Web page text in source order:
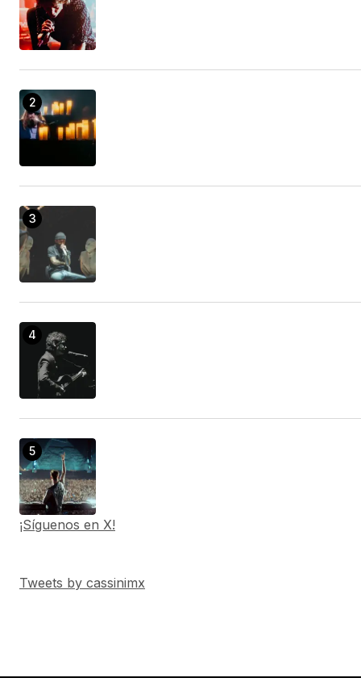
¡Síguenos en X!
Tweets by cassinimx